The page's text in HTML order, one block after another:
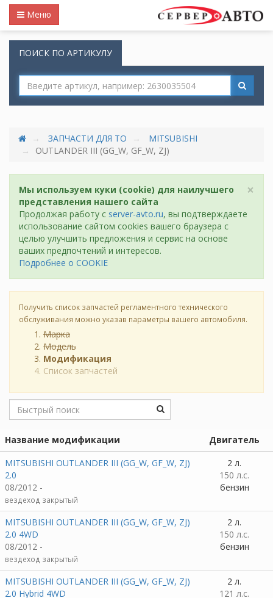
Меню
ПОИСК ПО АРТИКУЛУ
ЗАПЧАСТИ ДЛЯ ТО
MITSUBISHI
OUTLANDER III (GG_W, GF_W, ZJ)
×
Мы используем куки (cookie) для наилучшего
представления нашего сайта
Продолжая работу с server-avto.ru, вы подтверждаете
использование сайтом cookies вашего браузера с
целью улучшить предложения и сервис на основе
ваших предпочтений и интересов.
Подробнее о COOKIE
Получить список запчастей регламентного технического
обслуживания можно указав параметры вашего автомобиля.
Марка
Модель
Модификация
Список запчастей
Название модификации
Двигатель
MITSUBISHI OUTLANDER III (GG_W, GF_W, ZJ)
2.0
08/2012 -
вездеход закрытый
2 л.
150 л.с.
бензин
MITSUBISHI OUTLANDER III (GG_W, GF_W, ZJ)
2.0 4WD
08/2012 -
вездеход закрытый
2 л.
150 л.с.
бензин
MITSUBISHI OUTLANDER III (GG_W, GF_W, ZJ)
2.0 Hybrid 4WD
2 л.
121 л.с.